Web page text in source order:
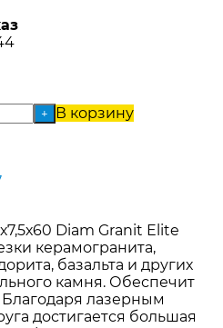
+
В корзину
Diam Granit Elite
керамогранита,
базальта и других
камня. Обеспечит
лазерным
достигается большая